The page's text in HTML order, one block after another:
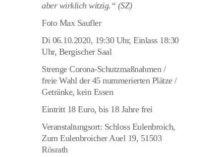
aber wirklich witzig.“ (SZ)
Foto Max Saufler
Di 06.10.2020, 19:30 Uhr, Einlass 18:30
Uhr, Bergischer Saal
Strenge Corona-Schutzmaßnahmen /
freie Wahl der 45 nummerierten Plätze /
Getränke, kein Essen
Eintritt 18 Euro, bis 18 Jahre frei
Veranstaltungsort: Schloss Eulenbroich,
Zum Eulenbroicher Auel 19, 51503
Rösrath